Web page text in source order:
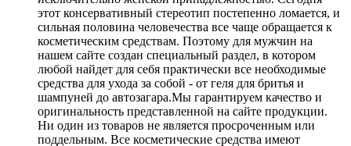
этот консервативный стереотип постепенно ломается, и
сильная половина человечества все чаще обращается к
косметическим средствам. Поэтому для мужчин на
нашем сайте создан специальный раздел, в котором
любой найдет для себя практически все необходимые
средства для ухода за собой - от геля для бритья и
шампуней до автозагара.Мы гарантируем качество и
оригинальность представленной на сайте продукции.
Ни один из товаров не является просроченным или
поддельным. Все косметические средства имеют